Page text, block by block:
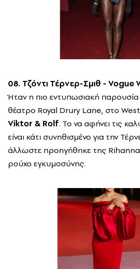
08. Τζόντι Τέρνερ-Σμιθ - Vogue
Ήταν η πιο εντυπωσιακή παρουσία
θέατρο Royal Drury Lane, στο
Viktor & Rolf. Το να αφήνει τις
είναι κάτι συνηθισμένο για την
άλλωστε προηγήθηκε της
ρούχο εγκυμοσύνης.